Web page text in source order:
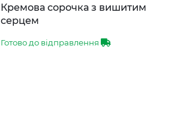
Кремова сорочка з вишитим
серцем
Готово до відправлення